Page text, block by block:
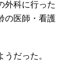
外科に行った
の医師・看護
だった。